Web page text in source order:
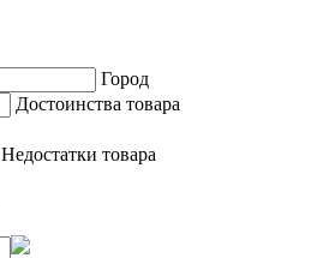
Город
Достоинства товара
Недостатки товара